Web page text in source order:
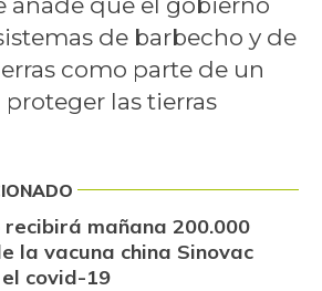
de barbecho y de
como parte de un
proteger las tierras
recibirá mañana 200.000
la vacuna china Sinovac
covid-19